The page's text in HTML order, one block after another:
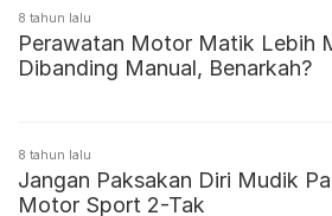
8 tahun lalu
Perawatan Motor Matik Lebih
Dibanding Manual, Benarkah?
8 tahun lalu
Jangan Paksakan Diri Mudik
Motor Sport 2-Tak